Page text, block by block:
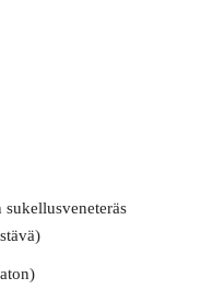
sukellusveneteräs